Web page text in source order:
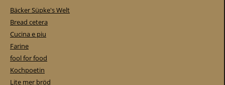
Bäcker Süpke's Welt
Bread cetera
Cucina e piu
Farine
fool for food
Kochpoetin
Lite mer bröd